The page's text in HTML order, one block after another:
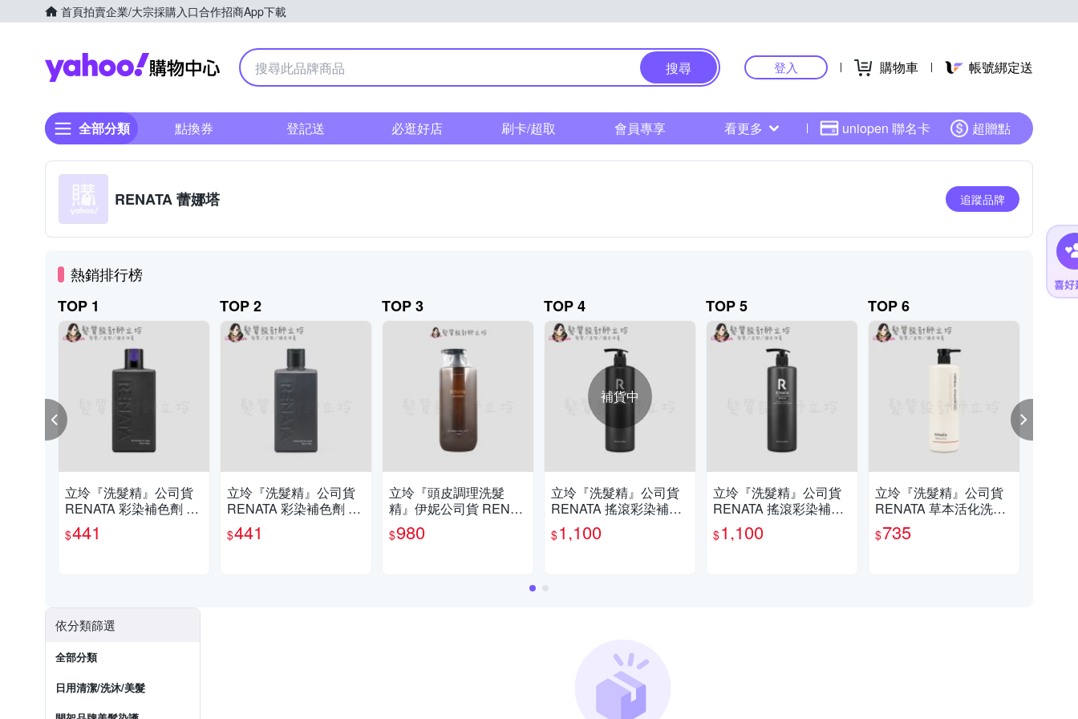
首頁拍賣企業/大宗採購入口合作招商App下載
Yahoo購物中心
搜尋 登入 購物車 帳號綁定送
全部分類 點換券 登記送 必逛好店 刷卡/超取 會員專享 看更多 uniopen 聯名卡 超贈點
RENATA 蕾娜塔 追蹤品牌
熱銷排行榜
TOP 1
立坽『洗髮精』公司貨
RENATA 彩染補色劑 V1
魅惑紫羅250ml IH05
$441
TOP 2
立坽『洗髮精』公司貨
RENATA 彩染補色劑 V6
粉紅泡泡250ml IH05
$441
TOP 3
立坽『頭皮調理洗髮
精』伊妮公司貨 RENAT
A 森精粹 控油平衡髮浴7
50ml IS02 IS05
$980
TOP 4
補貨中
立坽『洗髮精』公司貨
RENATA 搖滾彩染補色
劑 G1青橄欖綠750ml IH
05
$1,100
TOP 5
立坽『洗髮精』公司貨
RENATA 搖滾彩染補色
劑 A2雪紡紗灰750ml IH
05
$1,100
TOP 6
立坽『洗髮精』公司貨
RENATA 草本活化洗髮
精750ml IS03 IH03
$735
依分類篩選
全部分類
日用清潔/洗沐/美髮